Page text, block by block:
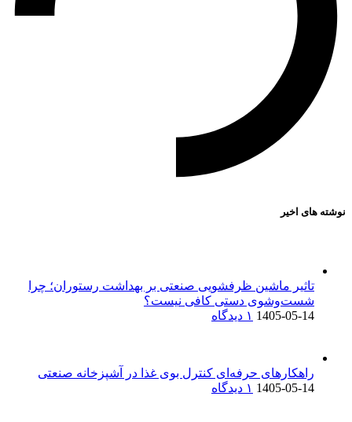
نوشته های اخیر
تاثیر ماشین ظرفشویی صنعتی بر بهداشت رستوران؛ چرا
شست‌وشوی دستی کافی نیست؟
1405-05-14 ۱ دیدگاه
راهکارهای حرفه‌ای کنترل بوی غذا در آشپزخانه صنعتی
1405-05-14 ۱ دیدگاه